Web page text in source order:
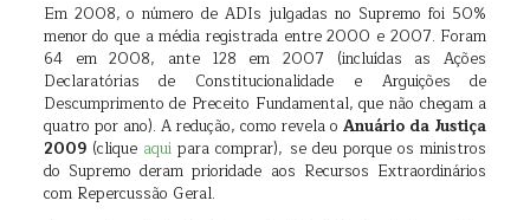
Em 2008, o número de ADIs julgadas no Supremo foi 50%
menor do que a média registrada entre 2000 e 2007. Foram
64 em 2008, ante 128 em 2007 (incluídas as Ações
Declaratórias de Constitucionalidade e Arguições de
Descumprimento de Preceito Fundamental, que não chegam a
quatro por ano). A redução, como revela oAnuário da Justiça
2009 (clique aqui para comprar), se deu porque os ministros
do Supremo deram prioridade aos Recursos Extraordinários
com Repercussão Geral.